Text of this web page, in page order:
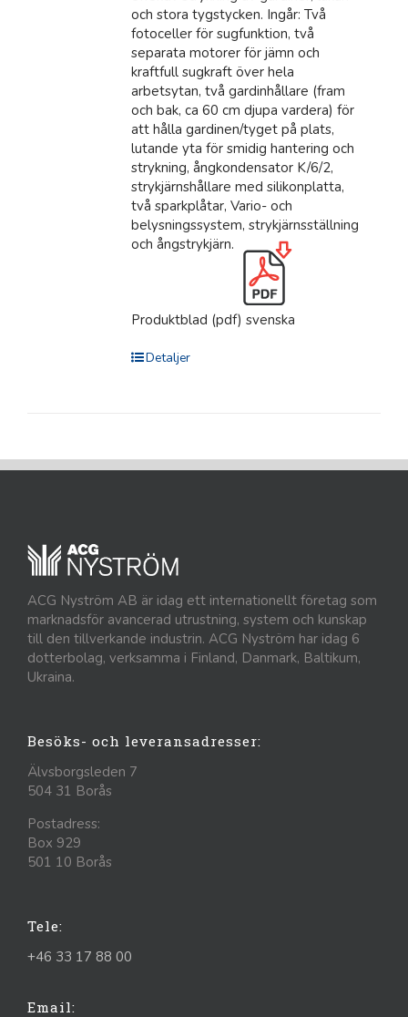
och stora tygstycken. Ingår: Två
fotoceller för sugfunktion, två
separata motorer för jämn och
kraftfull sugkraft över hela
arbetsytan, två gardinhållare (fram
och bak, ca 60 cm djupa vardera) för
att hålla gardinen/tyget på plats,
lutande yta för smidig hantering och
strykning, ångkondensator K/6/2,
strykjärnshållare med silikonplatta,
två sparkplåtar, Vario- och
belysningssystem, strykjärnsställning
och ångstrykjärn.
Produktblad (pdf) svenska
Detaljer
ACG Nyström AB är idag ett internationellt företag som
marknadsför avancerad utrustning, system och kunskap
till den tillverkande industrin. ACG Nyström har idag 6
dotterbolag, verksamma i Finland, Danmark, Baltikum,
Ukraina.
Besöks- och leveransadresser:
Älvsborgsleden 7
504 31 Borås
Postadress:
Box 929
501 10 Borås
Tele:
+46 33 17 88 00
Email: